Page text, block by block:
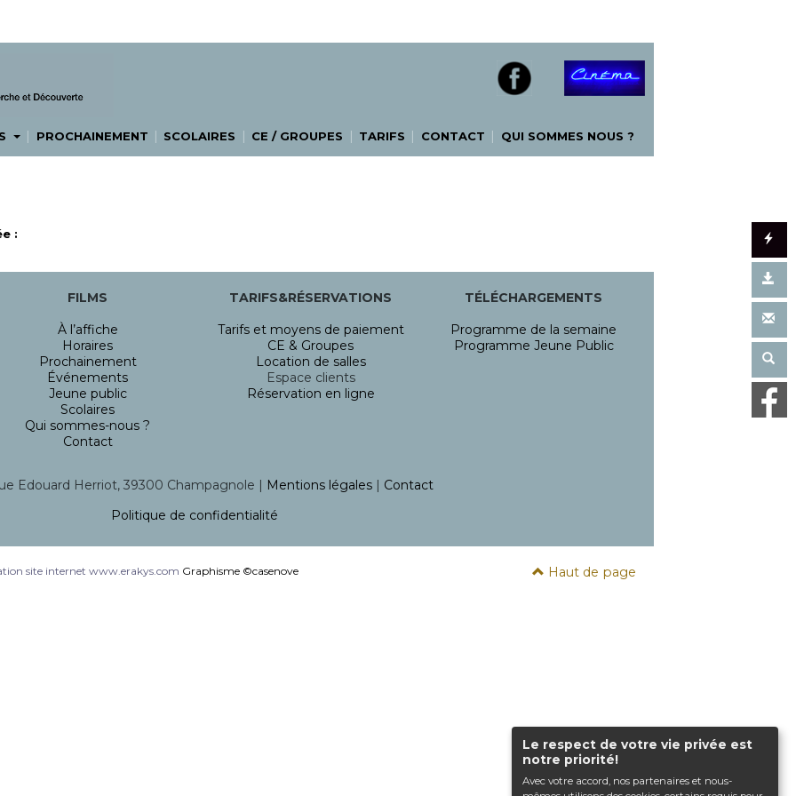
Le respect de votre vie privée est
notre priorité!
Avec votre accord, nos partenaires et nous-
| PROCHAINEMENT | SCOLAIRES | CE / GROUPES | TARIFS | CONTACT | QUI SOMMES NOUS ?
:
FILMS
À l’affiche
Horaires
Prochainement
Événements
Jeune public
Scolaires
Qui sommes-nous ?
Contact
TARIFS&RÉSERVATIONS
Tarifs et moyens de paiement
CE & Groupes
Location de salles
Espace clients
Réservation en ligne
TÉLÉCHARGEMENTS
Programme de la semaine
Programme Jeune Public
Edouard Herriot, 39300 Champagnole | Mentions légales| Contact
Politique de confidentialité
Haut de page
site internet www.erakys.com Graphisme ©casenove